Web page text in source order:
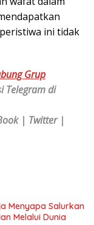
ini tidak
Grup
Telegram di
| Twitter |
Menyapa Salurkan
Melalui Dunia